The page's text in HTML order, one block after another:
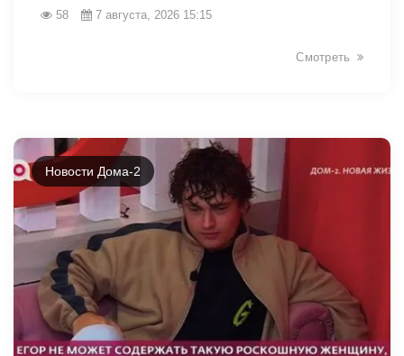
58 7 августа, 2026 15:15
Смотреть
Новости Дома-2